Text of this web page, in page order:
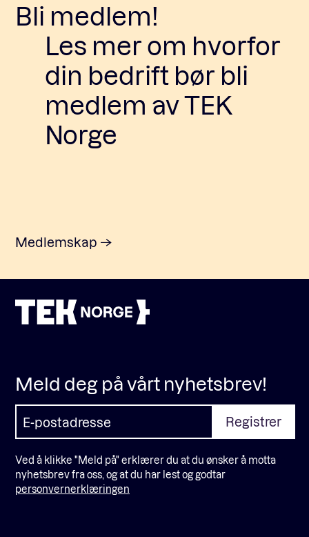
Bli medlem!
Les mer om hvorfor
din bedrift bør bli
medlem av TEK
Norge
Medlemskap
Meld deg på vårt nyhetsbrev!
Ved å klikke "Meld på" erklærer du at du ønsker å motta
nyhetsbrev fra oss, og at du har lest og godtar
personvernerklæringen